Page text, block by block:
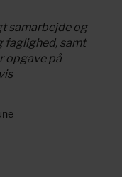
samarbejde og
faglighed, samt
opgave på